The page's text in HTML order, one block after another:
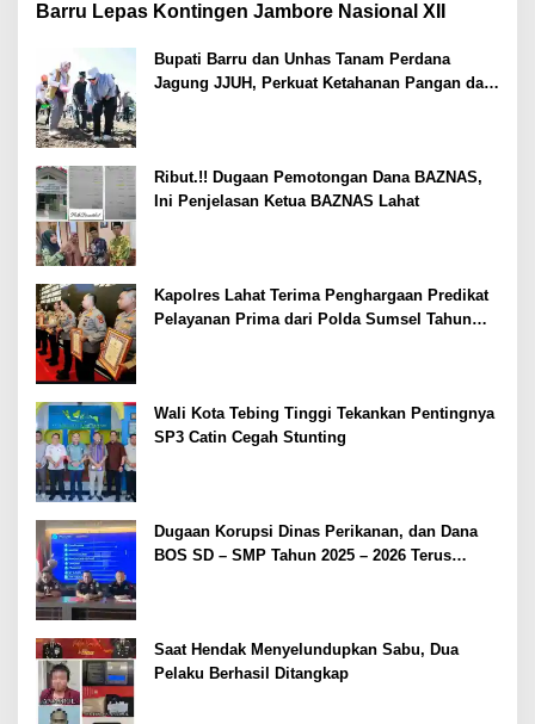
Barru Lepas Kontingen Jambore Nasional XII
Bupati Barru dan Unhas Tanam Perdana
Jagung JJUH, Perkuat Ketahanan Pangan dan
Ribut.!! Dugaan Pemotongan Dana BAZNAS,
Ini Penjelasan Ketua BAZNAS Lahat
Kapolres Lahat Terima Penghargaan Predikat
Pelayanan Prima dari Polda Sumsel Tahun
Wali Kota Tebing Tinggi Tekankan Pentingnya
SP3 Catin Cegah Stunting
Dugaan Korupsi Dinas Perikanan, dan Dana
BOS SD – SMP Tahun 2025 – 2026 Terus
Saat Hendak Menyelundupkan Sabu, Dua
Pelaku Berhasil Ditangkap